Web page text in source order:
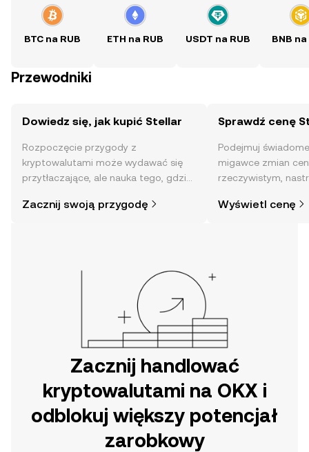
BTC na RUB ETH na RUB USDT na RUB BNB na
Przewodniki
Dowiedz się, jak kupić Stellar
Rozpoczęcie przygody z
kryptowalutami może wydawać się
przytłaczające, ale nauka tego, gdzie
mogłoby się wydawać. Rozpocznij
Zacznij swoją przygodę
Sprawdź cenę
Podejmuj
migawce zmian
rzeczywistym,
Wyświetl cenę
Zacznij handlować
kryptowalutami na OKX i
odblokuj większy potencjał
zarobkowy